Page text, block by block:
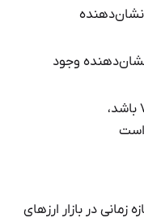
روی ۵۰ باشد، نشان‌دهنده
تا ۷۴ باشد، نشان‌دهنده وجود
اگر شاخص هر عددی بالاتر از ۷۴ باشد،
است
در بازار ارزهای